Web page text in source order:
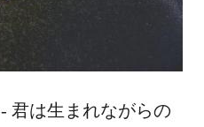
- 君は生まれながらの